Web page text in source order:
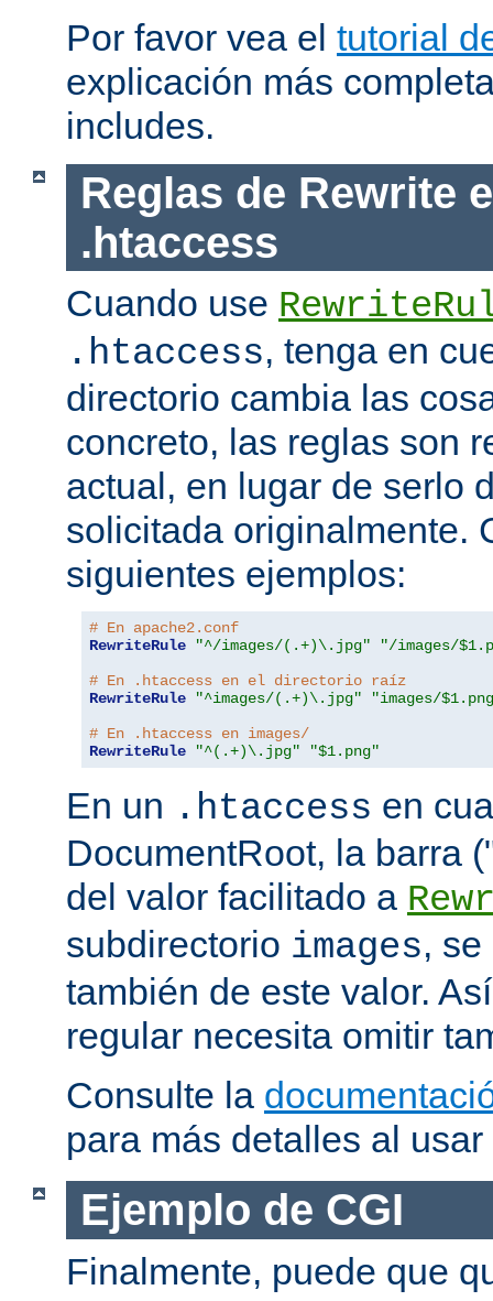
Por favor vea el tutorial
explicación más
includes.
Reglas de Rewrite
.htaccess
Cuando use
.htaccess, tenga en
directorio cambia las
concreto, las reglas son
actual, en lugar de serlo
solicitada originalmente.
siguientes ejemplos:
# En apache2.conf
RewriteRule
"^/images/(.+)\.jpg"
"/images/
# En .htaccess en el directorio raíz
RewriteRule
"^images/(.+)\.jpg"
"images/
# En .htaccess en images/
RewriteRule
"^(.+)\.jpg" "$1.png"
En un .htaccess en
DocumentRoot, la barra
del valor facilitado a
subdirectorio images,
también de este valor.
regular necesita omitir
Consulte la
para más detalles al usar
Ejemplo de CGI
Finalmente, puede que